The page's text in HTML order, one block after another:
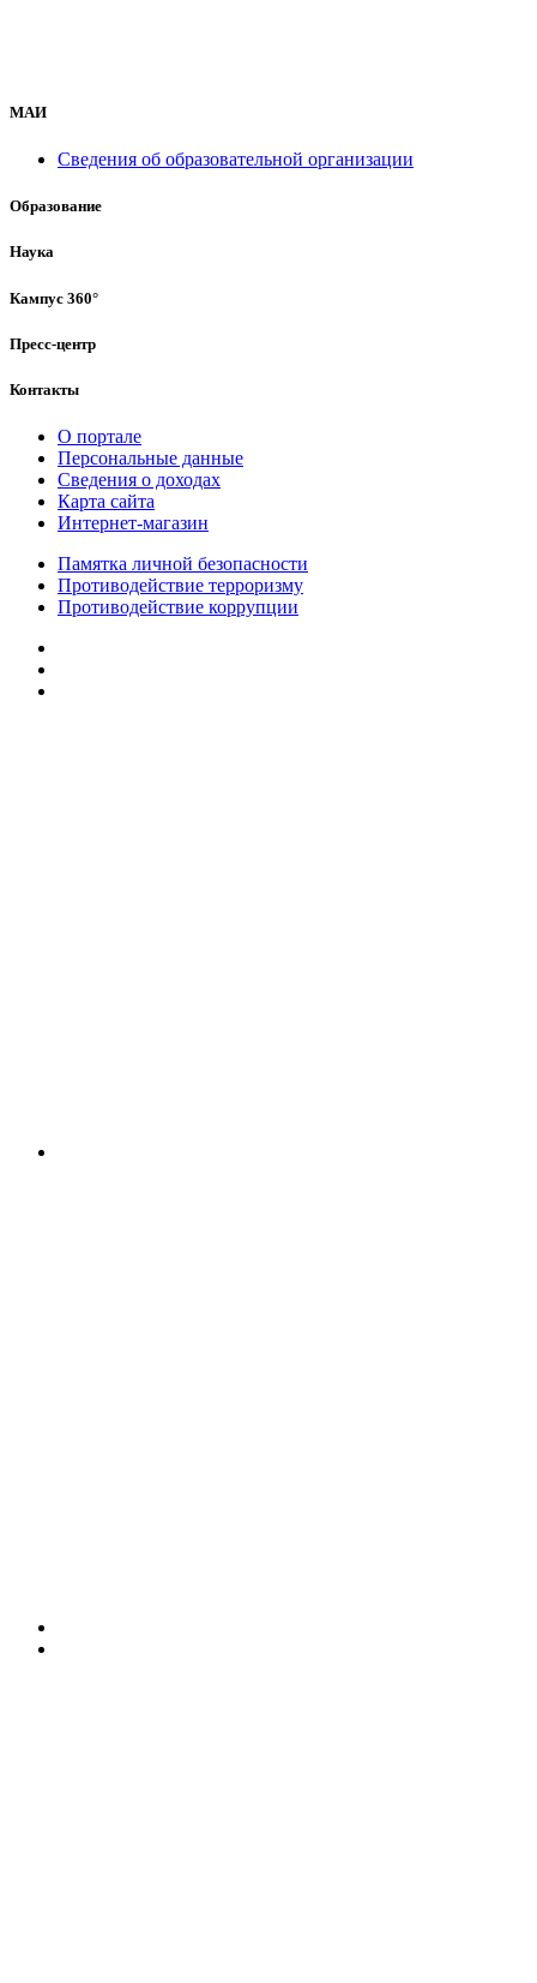
МАИ
Сведения об образовательной организации
Образование
Наука
Кампус 360°
Пресс-центр
Контакты
О портале
Персональные данные
Сведения о доходах
Карта сайта
Интернет-магазин
Памятка личной безопасности
Противодействие терроризму
Противодействие коррупции